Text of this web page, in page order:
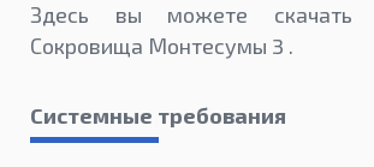
Здесь вы можете скачать
Сокровища Монтесумы 3 .
Системные требования